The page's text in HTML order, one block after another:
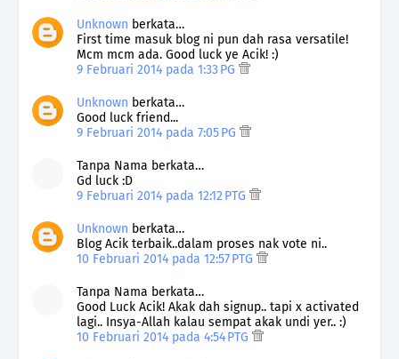
Unknown berkata…
First time masuk blog ni pun dah rasa versatile!
Mcm mcm ada. Good luck ye Acik! :)
9 Februari 2014 pada 1:33 PG
Unknown berkata…
Good luck friend...
9 Februari 2014 pada 7:05 PG
Tanpa Nama berkata…
Gd luck :D
9 Februari 2014 pada 12:12 PTG
Unknown berkata…
Blog Acik terbaik..dalam proses nak vote ni..
10 Februari 2014 pada 12:57 PTG
Tanpa Nama berkata…
Good Luck Acik! Akak dah signup.. tapi x activated
lagi.. Insya-Allah kalau sempat akak undi yer.. :)
10 Februari 2014 pada 4:54 PTG